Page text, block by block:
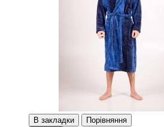
В закладки
Порівняння